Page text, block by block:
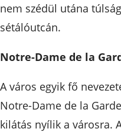
nem szédül utána
sétálóutcán.
Notre-Dame de la
A város egyik fő
Notre-Dame de la
kilátás nyílik a városra.